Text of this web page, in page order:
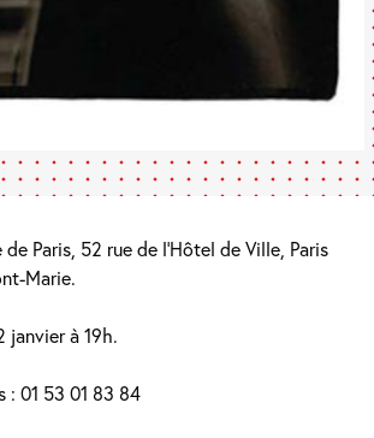
Paris, 52 rue de l’Hôtel de Ville, Paris
Marie.
janvier à 19h.
: 01 53 01 83 84